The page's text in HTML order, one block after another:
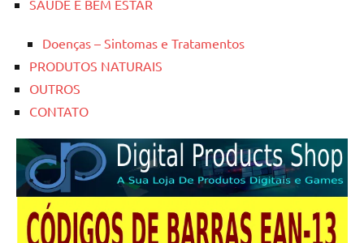
SAÚDE E BEM ESTAR
Doenças – Sintomas e Tratamentos
PRODUTOS NATURAIS
OUTROS
CONTATO